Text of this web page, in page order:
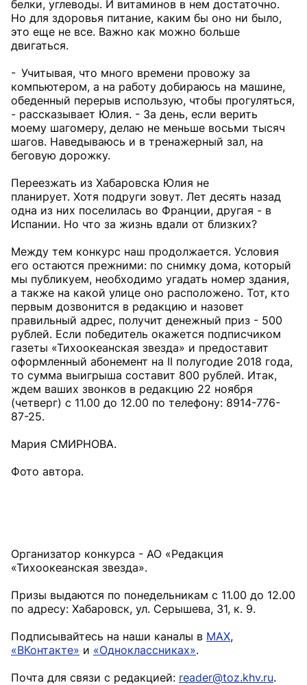
белки, углеводы. И витаминов в нем достаточно.
Но для здоровья питание, каким бы оно ни было,
это еще не все. Важно как можно больше
двигаться.
- Учитывая, что много времени провожу за
компьютером, а на работу добираюсь на машине,
обеденный перерыв использую, чтобы прогуляться,
- рассказывает Юлия. - За день, если верить
моему шагомеру, делаю не меньше восьми тысяч
шагов. Наведываюсь и в тренажерный зал, на
беговую дорожку.
Переезжать из Хабаровска Юлия не
планирует. Хотя подруги зовут. Лет десять назад
одна из них поселилась во Франции, другая - в
Испании. Но что за жизнь вдали от близких?
Между тем конкурс наш продолжается. Условия
его остаются прежними: по снимку дома, который
мы публикуем, необходимо угадать номер здания,
а также на какой улице оно расположено. Тот, кто
первым дозвонится в редакцию и назовет
правильный адрес, получит денежный приз - 500
рублей. Если победитель окажется подписчиком
газеты «Тихоокеанская звезда» и предоставит
оформленный абонемент на II полугодие 2018 года,
то сумма выигрыша составит 800 рублей. Итак,
ждем ваших звонков в редакцию 22 ноября
(четверг) с 11.00 до 12.00 по телефону: 8914-776-
87-25.
Мария СМИРНОВА.
Фото автора.
Организатор конкурса - АО «Редакция
«Тихоокеанская звезда».
Призы выдаются по понедельникам с 11.00 до 12.00
по адресу: Хабаровск, ул. Серышева, 31, к. 9.
Подписывайтесь на наши каналы в MAX,
«ВКонтакте» и «Одноклассниках».
Почта для связи с редакцией: reader@toz.khv.ru.